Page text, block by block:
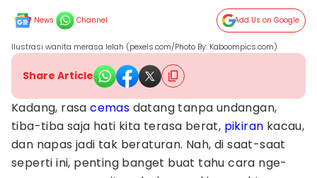
News Channel Add Us on Google
Ilustrasi wanita merasa lelah (pexels.com/Photo By: Kaboompics.com)
Share Article
Kadang, rasacemas datang tanpa undangan,
tiba-tiba saja hati kita terasa berat, pikiran kacau,
dan napas jadi tak beraturan. Nah, di saat-saat
seperti ini, penting banget buat tahu cara nge-